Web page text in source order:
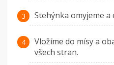
Stehýnka omyjeme a
Vložíme do mísy a
všech stran.